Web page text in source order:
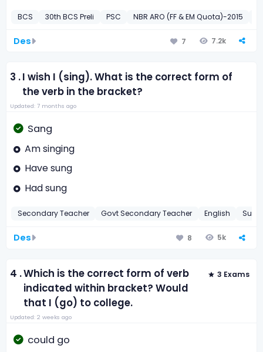
BCS 30th BCS Preli PSC NBR ARO (FF & EM Quota)-2015
Des 7 7.2k
3 .I wish I (sing). What is the correct form of
the verb in the bracket?
Updated: 7 months ago
Sang
Am singing
Have sung
Had sung
Secondary Teacher Govt Secondary Teacher English
Des 8 5k
4 .Which is the correct form of verb
indicated within bracket? Would
that I (go) to college.
3 Exams
Updated: 2 weeks ago
could go